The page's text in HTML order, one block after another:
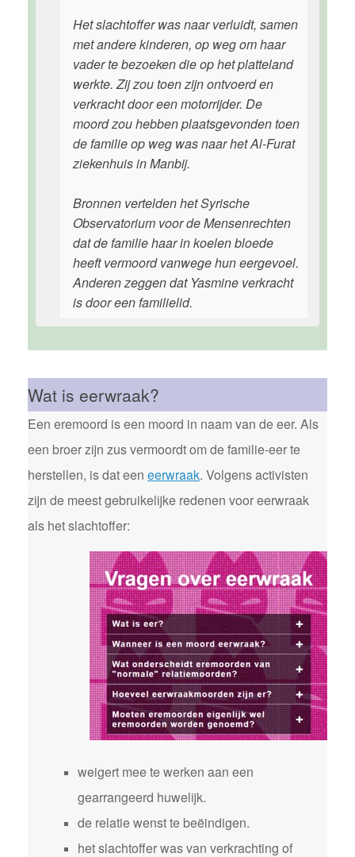
Het slachtoffer was naar verluidt, samen
met andere kinderen, op weg om haar
vader te bezoeken die op het platteland
werkte. Zij zou toen zijn ontvoerd en
verkracht door een motorrijder. De
moord zou hebben plaatsgevonden toen
de familie op weg was naar het Al-Furat
ziekenhuis in Manbij.
Bronnen vertelden het Syrische
Observatorium voor de Mensenrechten
dat de familie haar in koelen bloede
heeft vermoord vanwege hun eergevoel.
Anderen zeggen dat Yasmine verkracht
is door een familielid.
Wat is eerwraak?
Een eremoord is een moord in naam van de eer. Als
een broer zijn zus vermoordt om de familie-eer te
herstellen, is dat een eerwraak. Volgens activisten
zijn de meest gebruikelijke redenen voor eerwraak
als het slachtoffer:
weigert mee te werken aan een
gearrangeerd huwelijk.
de relatie wenst te beëindigen.
het slachtoffer was van verkrachting of